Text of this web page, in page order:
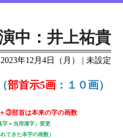
中：井上祐貴
2023年12月4日（月） | 未設定
部首示5画 ：１０画）
③部首は本来の字の画数
字＝当用漢字」変更
てきた本字の画数）